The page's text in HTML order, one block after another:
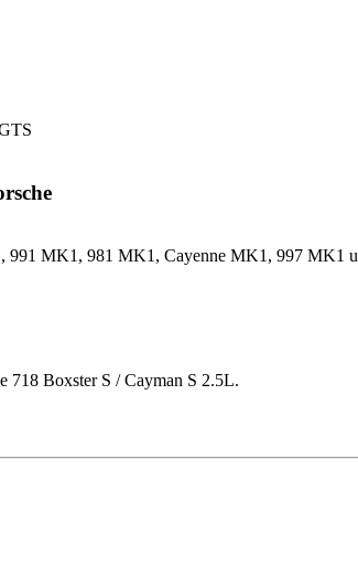
991 MK1, 981 MK1, Cayenne MK1, 997 MK1
718 Boxster S / Cayman S 2.5L.